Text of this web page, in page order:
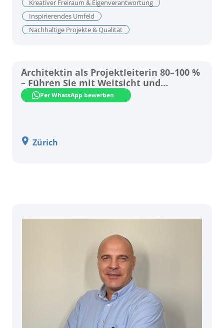
Kreativer Freiraum & Eigenverantwortung
Inspirierendes Umfeld
Nachhaltige Projekte & Qualität
Architektin als Projektleiterin 80–100 %
– Führen Sie mit Weitsicht und
architektonischer Leidenschaft!
Per WhatsApp bewerben
Zürich